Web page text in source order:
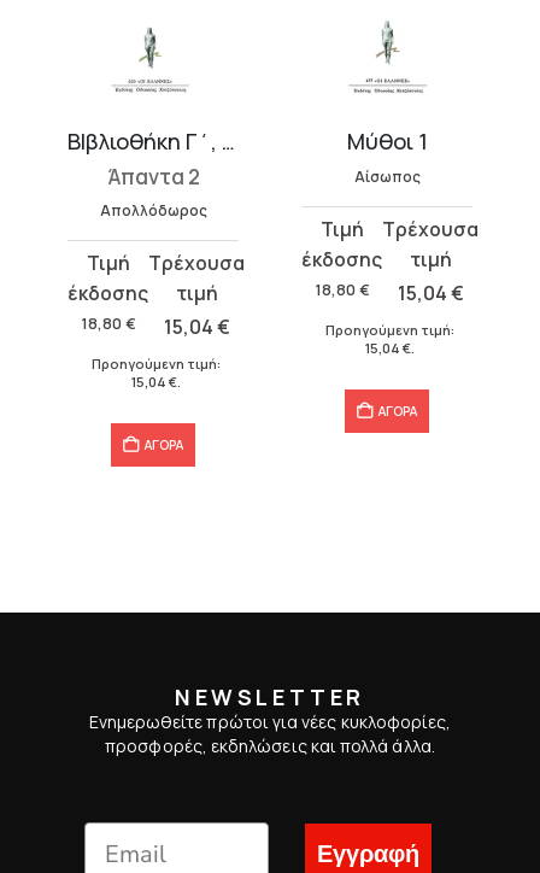
ΒΙβλιοθήκη Γ΄, Επιτομή
Άπαντα 2
Απολλόδωρος
18,80 €
Original
price
was:
15,04€
τρέχουσα
τιμή
15,04 €.
Προηγούμενη τιμή:
15,04 €
ΑΓΟΡΑ
Μύθοι 1
Αίσωπος
18,80 €
Original
price
was:
15,04€
τρέχουσα
τιμή
15,04 €.
Προηγούμενη τιμή:
15,04 €
ΑΓΟΡΑ
NEWSLETTER
Ενημερωθείτε πρώτοι για νέες κυκλοφορίες,
προσφορές, εκδηλώσεις και πολλά άλλα.
Εγγραφή